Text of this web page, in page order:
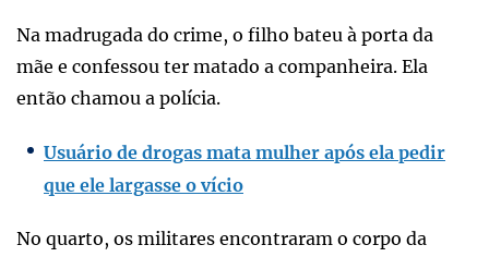
Na madrugada do crime, o filho bateu à porta da
mãe e confessou ter matado a companheira. Ela
então chamou a polícia.
Usuário de drogas mata mulher após ela pedir
que ele largasse o vício
No quarto, os militares encontraram o corpo da